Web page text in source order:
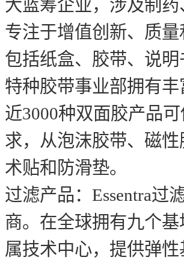
大蓝筹企业，涉及制
专注于增值创新、质
包括纸盒、胶带、说
特种胶带事业部拥有
近3000种双面胶产品
求，从泡沫胶带、磁
术贴和防滑垫。
过滤产品：Essentra过
商。在全球拥有九个
属技术中心，提供弹